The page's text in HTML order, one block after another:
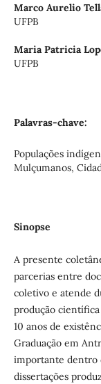
Marco Aurelio
UFPB
Maria Patricia
UFPB
Palavras-chave:
Populações
Mulçumanos,
Sinopse
A presente
parcerias entre
coletivo e atende
produção científica
10 anos de
Graduação em
importante dentro
dissertações